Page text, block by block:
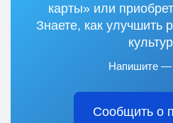
карты» или
Знаете, как улучшить
Напишите
Сообщить о